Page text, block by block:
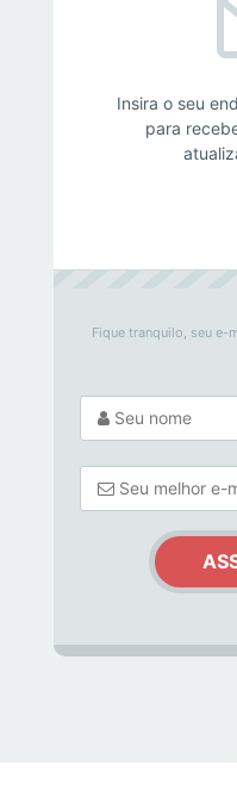
Insira o seu
para
Fique tranquilo, seu e-